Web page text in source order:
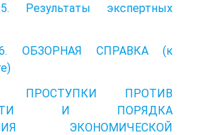
Результаты экспертных
6. ОБЗОРНАЯ СПРАВКА (к
ПРОСТУПКИ ПРОТИВ
И ПОРЯДКА
ЭКОНОМИЧЕСКОЙ